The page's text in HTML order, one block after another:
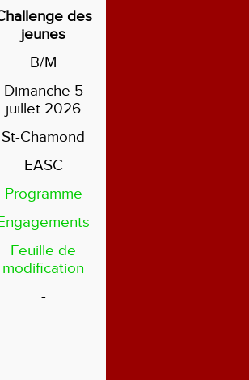
des
jeunes
B/M
Dimanche 5
juillet 2026
St-Chamond
EASC
Programme
Feuille de
modification
-